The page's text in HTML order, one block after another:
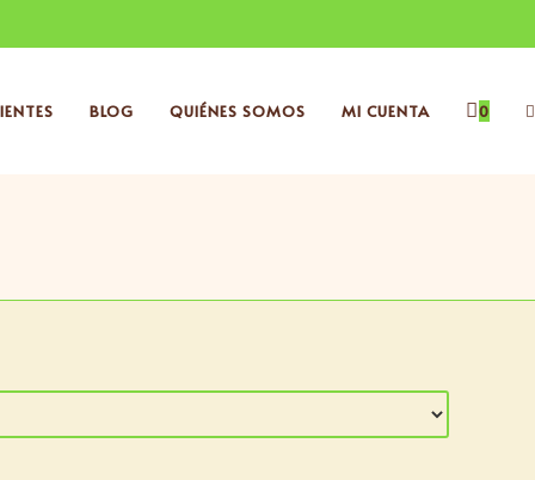
BLOG QUIÉNES SOMOS MI CUENTA 0